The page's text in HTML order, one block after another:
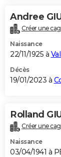
Carte de Noël
Carte Bonne
Carte Saint-
Carte Pâques
Carte
DICTIONNAIRE
Dictionnaire
Biographies
Citations
Expressions
Proverbes
PROGRAMME TV
S'inscrire
Se connecter
Lycées
Collèges
Primaires
Universités
Entreprises
Service militaire
Avis de
AVIS DE DÉCÈS
Bricolage
Lifestyle
Culture
Sport
Auto
Television
Voyage
Cinema
Andree
Créer une
Naissance
22/11/1925 à
Décès
19/01/2023 à
Rolland
Créer une
Naissance
03/04/1941 à